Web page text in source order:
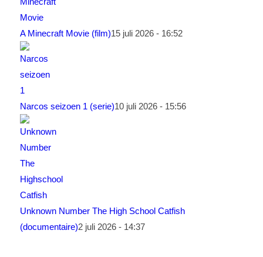
A Minecraft Movie (film)15 juli 2026 - 16:52
Narcos seizoen 1 (serie)10 juli 2026 - 15:56
Unknown Number The High School Catfish
(documentaire)2 juli 2026 - 14:37